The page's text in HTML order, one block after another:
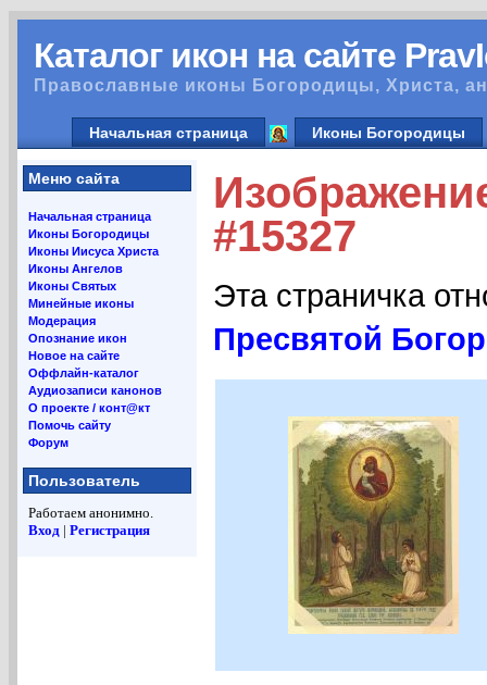
Каталог икон на сайте
Православные иконы Богородицы, Христа,
Начальная страница Иконы Богородицы
Меню сайта
Начальная страница
Иконы Богородицы
Иконы Иисуса Христа
Иконы Ангелов
Иконы Святых
Минейные иконы
Модерация
Опознание икон
Новое на сайте
Оффлайн-каталог
Аудиозаписи канонов
О проекте / конт@кт
Помочь сайту
Форум
Пользователь
Работаем анонимно.
Вход | Регистрация
#15327
Эта страничка
Пресвятой